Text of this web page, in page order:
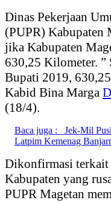
Dinas Pekerjaan
(PUPR) Kabupaten
jika Kabupaten
630,25 Kilometer. ”
Bupati 2019,
Kabid Bina Marga
(18/4).
Baca juga :
Jek-Mil
Latpim Kemenag
Dikonfirmasi terkait
Kabupaten yang
PUPR Magetan